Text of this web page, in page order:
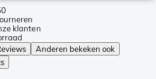
klanten
Anderen bekeken ook